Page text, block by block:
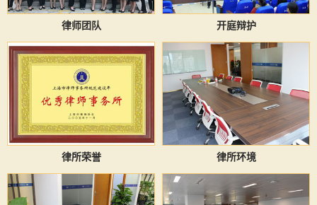
律师团队 开庭辩护
律所荣誉 律所环境